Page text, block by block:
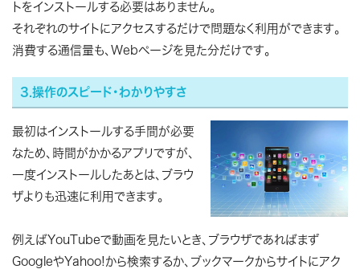
トをインストールする必要はありません。
それぞれのサイトにアクセスするだけで問題なく利用ができます。
消費する通信量も、Webページを見た分だけです。
3.操作のスピード・わかりやすさ
最初はインストールする手間が必要
なため、時間がかかるアプリですが、
一度インストールしたあとは、ブラウ
ザよりも迅速に利用できます。
例えばYouTubeで動画を見たいとき、ブラウザであればまず
GoogleやYahoo!から検索するか、ブックマークからサイトにアク